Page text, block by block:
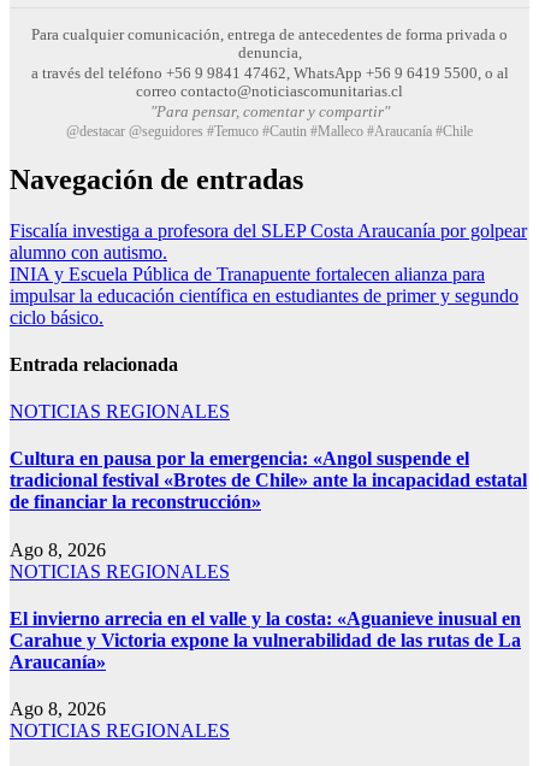
Para cualquier comunicación, entrega de antecedentes de forma privada o
denuncia,
a través del teléfono +56 9 9841 47462, WhatsApp +56 9 6419 5500, o al
correo contacto@noticiascomunitarias.cl
"Para pensar, comentar y compartir"
@destacar @seguidores #Temuco #Cautin #Malleco #Araucanía #Chile
Navegación de entradas
Fiscalía investiga a profesora del SLEP Costa Araucanía por golpear
alumno con autismo.
INIA y Escuela Pública de Tranapuente fortalecen alianza para
impulsar la educación científica en estudiantes de primer y segundo
ciclo básico.
Entrada relacionada
NOTICIAS REGIONALES
Cultura en pausa por la emergencia: «Angol suspende el
tradicional festival «Brotes de Chile» ante la incapacidad estatal
de financiar la reconstrucción»
Ago 8, 2026
NOTICIAS REGIONALES
El invierno arrecia en el valle y la costa: «Aguanieve inusual en
Carahue y Victoria expone la vulnerabilidad de las rutas de La
Araucanía»
Ago 8, 2026
NOTICIAS REGIONALES